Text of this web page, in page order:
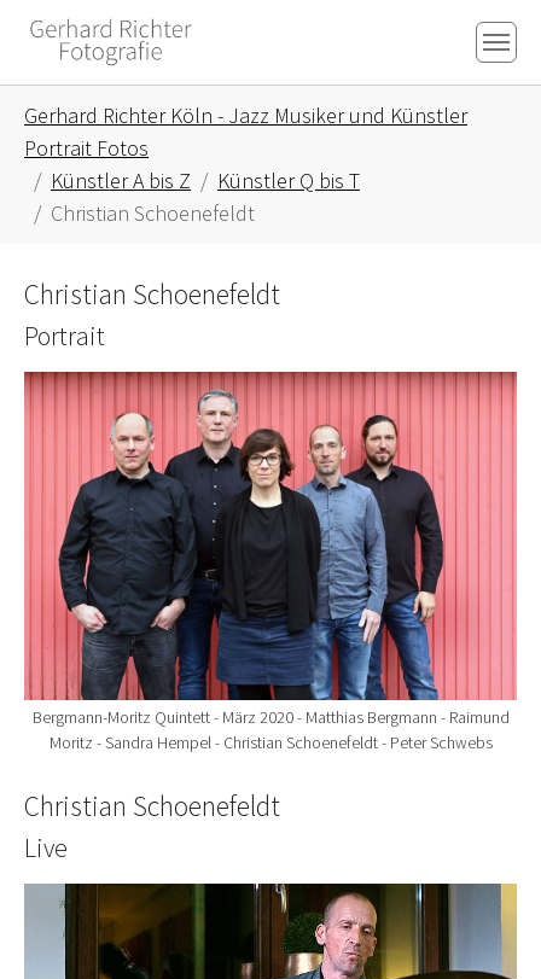
Skip to main content
Skip to page footer
Gerhard Richter Köln - Jazz Musiker und Künstler
Portrait Fotos
Künstler A bis Z
Künstler Q bis T
Christian Schoenefeldt
Christian Schoenefeldt
Portrait
Show larger version for:
Bergmann-Moritz Quintett - März 2020 - Matthias Bergmann - Raimund
Moritz - Sandra Hempel - Christian Schoenefeldt - Peter Schwebs
Christian Schoenefeldt
Live
Show larger version for: